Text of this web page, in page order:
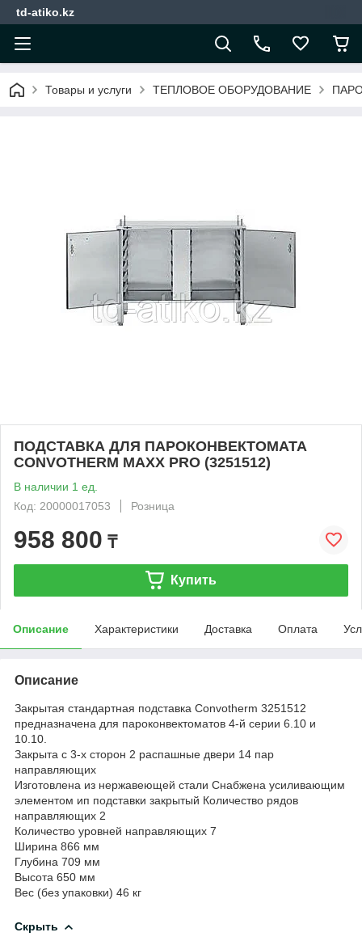
td-atiko.kz
Товары и услуги ТЕПЛОВОЕ ОБОРУДОВАНИЕ
ПОДСТАВКА ДЛЯ ПАРОКОНВЕКТОМАТА
CONVOTHERM MAXX PRO (3251512)
В наличии 1 ед.
Код: 20000017053
Розница
958 800 ₸
Купить
Описание Характеристики Доставка Оплата
Описание
Закрытая стандартная подставка Convotherm 3251512
предназначена для пароконвектоматов 4-й серии 6.10 и
10.10.
Закрыта с 3-х сторон 2 распашные двери 14 пар
направляющих
Изготовлена из нержавеющей стали Снабжена усиливающим
элементом ип подставки закрытый Количество рядов
направляющих 2
Количество уровней направляющих 7
Ширина 866 мм
Глубина 709 мм
Высота 650 мм
Вес (без упаковки) 46 кг
Скрыть